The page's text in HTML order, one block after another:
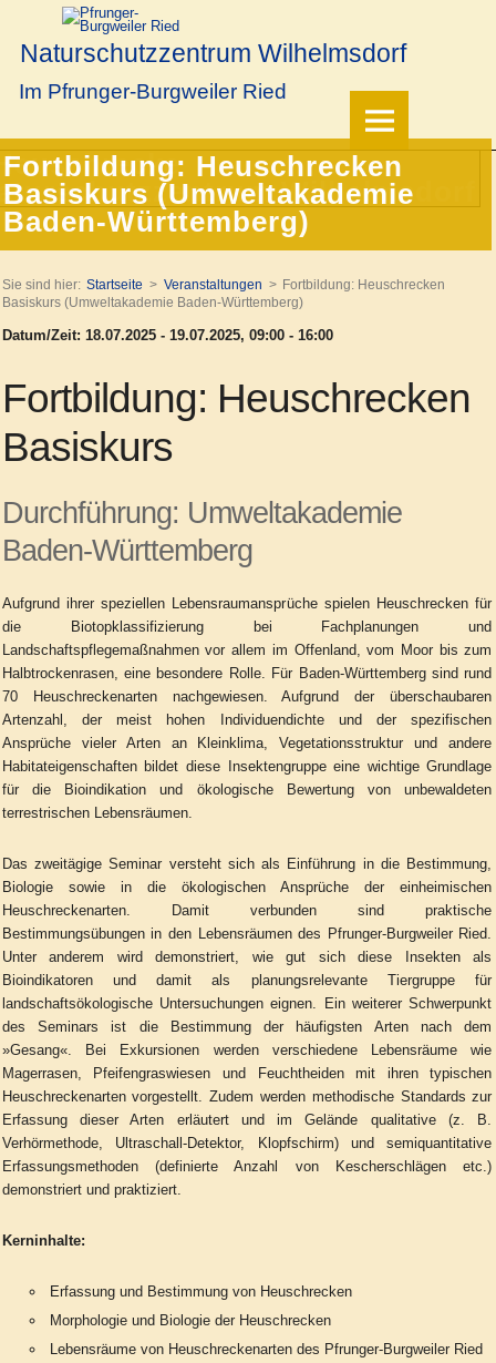
Naturschutzzentrum Wilhelmsdorf
Im Pfrunger-Burgweiler Ried
Fortbildung: Heuschrecken
Basiskurs (Umweltakademie
Baden-Württemberg)
Sie sind hier: Startseite Veranstaltungen
Fortbildung: Heuschrecken
Basiskurs (Umweltakademie Baden-Württemberg)
Datum/Zeit: 18.07.2025 - 19.07.2025, 09:00 - 16:00
Fortbildung: Heuschrecken
Basiskurs
Durchführung: Umweltakademie
Baden-Württemberg
Aufgrund ihrer speziellen Lebensraumansprüche spielen Heuschrecken für
die Biotopklassifizierung bei Fachplanungen und
Landschaftspflegemaßnahmen vor allem im Offenland, vom Moor bis zum
Halbtrockenrasen, eine besondere Rolle. Für Baden-Württemberg sind rund
70 Heuschreckenarten nachgewiesen. Aufgrund der überschaubaren
Artenzahl, der meist hohen Individuendichte und der spezifischen
Ansprüche vieler Arten an Kleinklima, Vegetationsstruktur und andere
Habitateigenschaften bildet diese Insektengruppe eine wichtige Grundlage
für die Bioindikation und ökologische Bewertung von unbewaldeten
terrestrischen Lebensräumen.
Das zweitägige Seminar versteht sich als Einführung in die Bestimmung,
Biologie sowie in die ökologischen Ansprüche der einheimischen
Heuschreckenarten. Damit verbunden sind praktische
Bestimmungsübungen in den Lebensräumen des Pfrunger-Burgweiler Ried.
Unter anderem wird demonstriert, wie gut sich diese Insekten als
Bioindikatoren und damit als planungsrelevante Tiergruppe für
landschaftsökologische Untersuchungen eignen. Ein weiterer Schwerpunkt
des Seminars ist die Bestimmung der häufigsten Arten nach dem
»Gesang«. Bei Exkursionen werden verschiedene Lebensräume wie
Magerrasen, Pfeifengraswiesen und Feuchtheiden mit ihren typischen
Heuschreckenarten vorgestellt. Zudem werden methodische Standards zur
Erfassung dieser Arten erläutert und im Gelände qualitative (z. B.
Verhörmethode, Ultraschall-Detektor, Klopfschirm) und semiquantitative
Erfassungsmethoden (definierte Anzahl von Kescherschlägen etc.)
demonstriert und praktiziert.
Kerninhalte:
Erfassung und Bestimmung von Heuschrecken
Morphologie und Biologie der Heuschrecken
Lebensräume von Heuschreckenarten des Pfrunger-Burgweiler Ried